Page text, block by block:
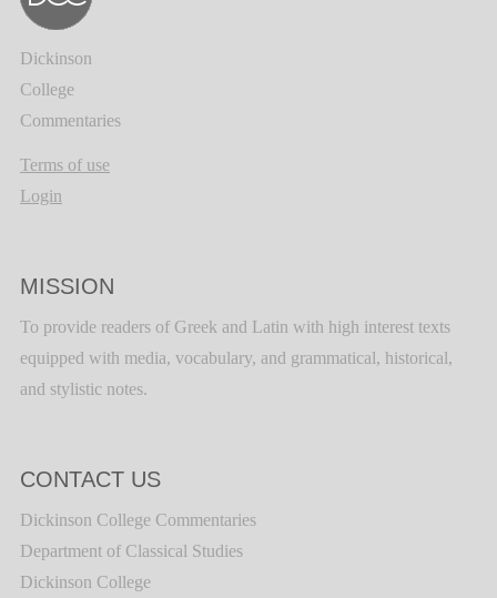
Dickinson
College
Commentaries
Terms of use
Login
MISSION
To provide readers of Greek and Latin with high interest texts
equipped with media, vocabulary, and grammatical, historical,
and stylistic notes.
CONTACT US
Dickinson College Commentaries
Department of Classical Studies
Dickinson College